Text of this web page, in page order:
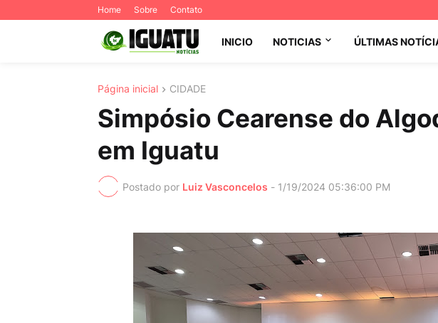
Home Sobre Contato
INICIO NOTICIAS ÚLTIMAS
Página inicial CIDADE
Simpósio Cearense do
em Iguatu
Postado por Luiz Vasconcelos - 1/19/2024 05:36:00 PM